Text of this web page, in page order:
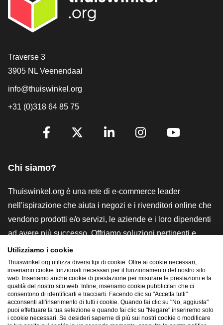
[_General:Contact]
Traverse 3
3905 NL Veenendaal
info@thuiswinkel.org
+31 (0)318 64 85 75
[_General:SocialMediaTitle]
Chi siamo?
Thuiswinkel.org è una rete di e-commerce leader
nell'ispirazione che aiuta i negozi e i rivenditori online che
vendono prodotti e/o servizi, le aziende e i loro dipendenti
ad avere più successo. Offriamo soluzioni pertinenti e
pratiche con vari marchi di fiducia, recensioni Thuiswinkel,
strumenti e consulenze legali, advocacy, ricerche di
mercato e disponiamo di una nostra piattaforma formativa,
la Thuiswinkel e-Academy.
Naviga rapidamente
Utilizziamo i cookie
Thuiswinkel.org utilizza diversi tipi di cookie. Oltre ai cookie necessari,
inseriamo cookie funzionali necessari per il funzionamento del nostro sito
web. Inseriamo anche cookie di prestazione per misurare le prestazioni e la
qualità del nostro sito web. Infine, inseriamo cookie pubblicitari che ci
consentono di identificarti e tracciarti. Facendo clic su "Accetta tutti"
acconsenti all'inserimento di tutti i cookie. Quando fai clic su "No, aggiusta"
puoi effettuare la tua selezione e quando fai clic su "Negare" inseriremo solo
i cookie necessari. Se desideri saperne di più sui nostri cookie o modificare